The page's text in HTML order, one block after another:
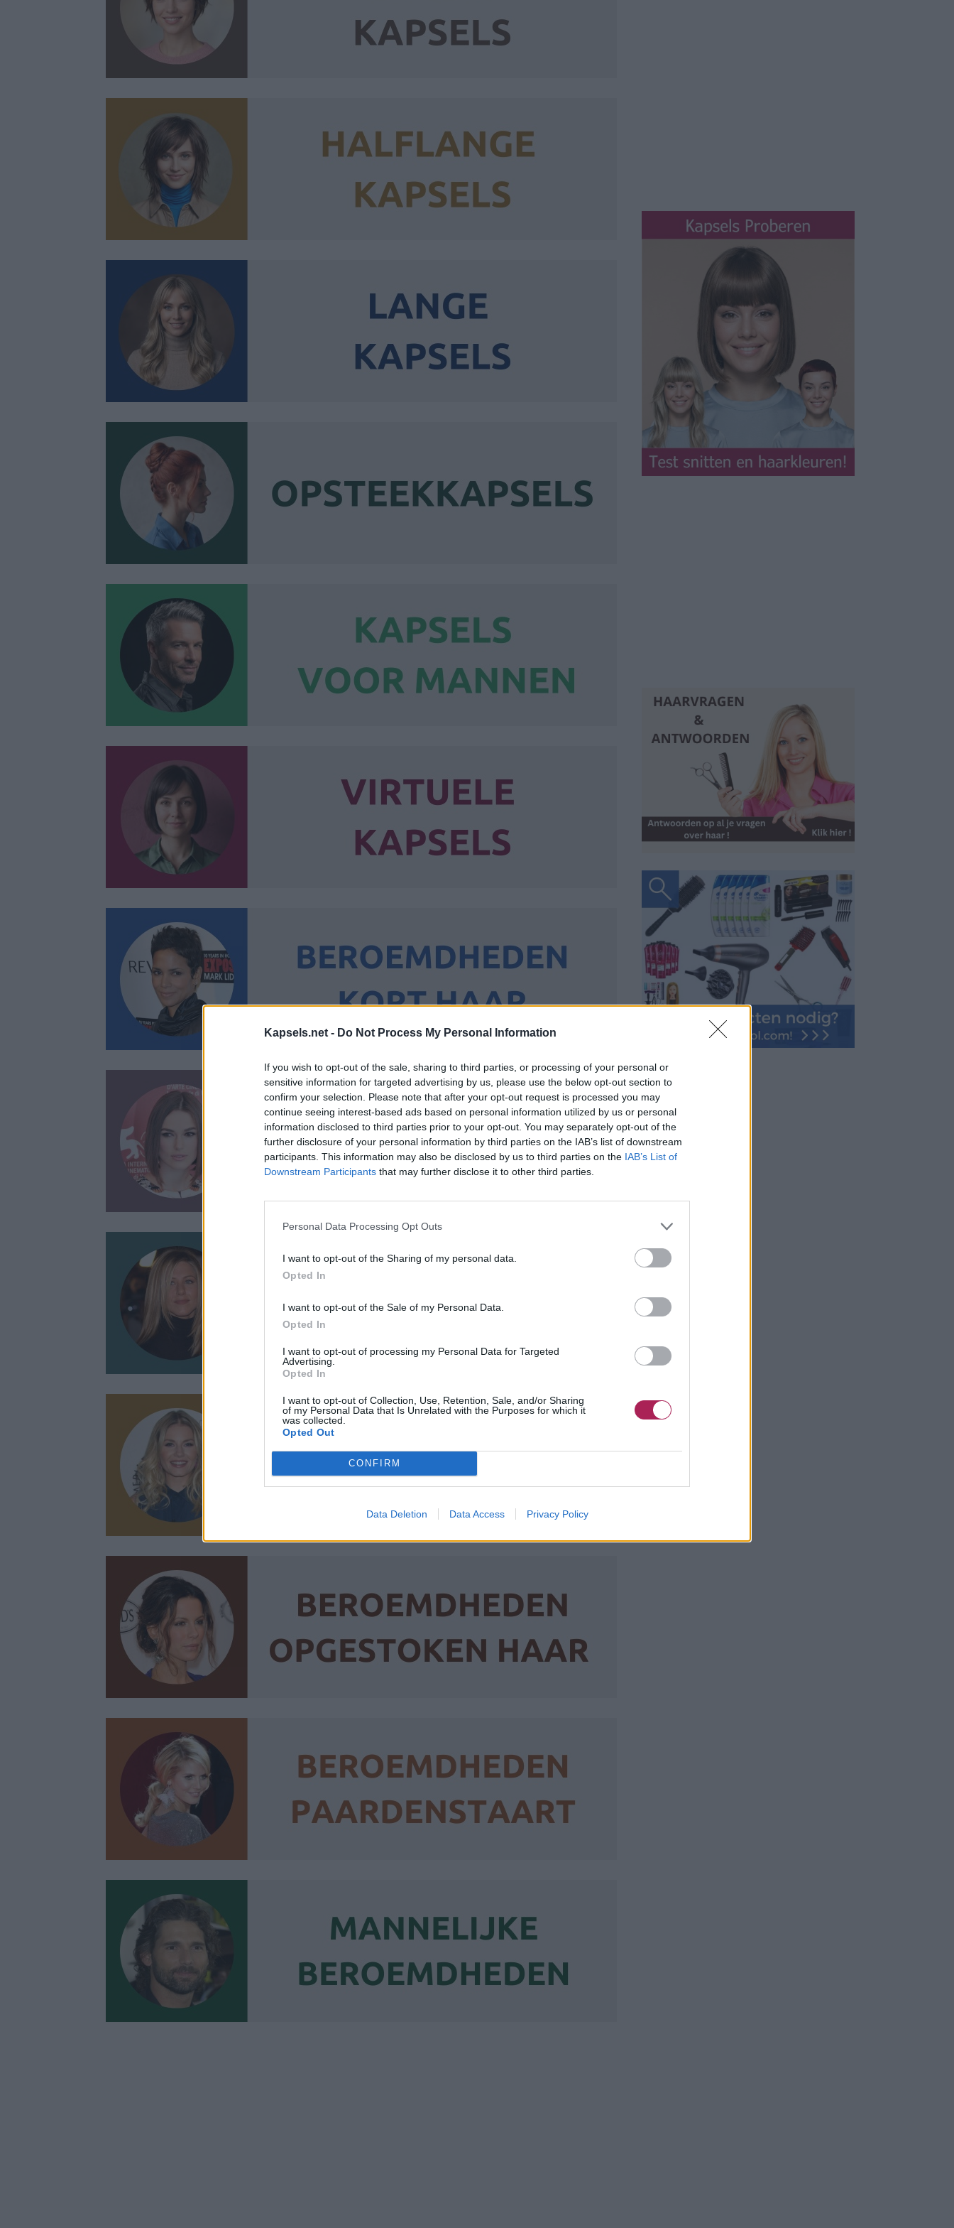
Kapsels.net - Do Not Process My Personal Information
If you wish to opt-out of the sale, sharing to third parties, or processing of your personal or
sensitive information for targeted advertising by us, please use the below opt-out section to
confirm your selection. Please note that after your opt-out request is processed you may
continue seeing interest-based ads based on personal information utilized by us or personal
information disclosed to third parties prior to your opt-out. You may separately opt-out of the
further disclosure of your personal information by third parties on the IAB’s list of downstream
participants. This information may also be disclosed by us to third parties on the IAB’s List of
Downstream Participants that may further disclose it to other third parties.
Personal Data Processing Opt Outs
I want to opt-out of the Sharing of my personal data.
Opted In
I want to opt-out of the Sale of my Personal Data.
Opted In
I want to opt-out of processing my Personal Data for Targeted
Advertising.
Opted In
I want to opt-out of Collection, Use, Retention, Sale, and/or Sharing
of my Personal Data that Is Unrelated with the Purposes for which it
was collected.
Opted Out
CONFIRM
Data Deletion Data Access Privacy Policy